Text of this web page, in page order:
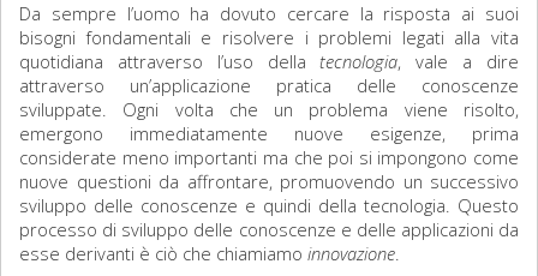
Da sempre l’uomo ha dovuto cercare la risposta ai suoi
bisogni fondamentali e risolvere i problemi legati alla vita
quotidiana attraverso l’uso dellatecnologia, vale a dire
attraverso un’applicazione pratica delle conoscenze
sviluppate. Ogni volta che un problema viene risolto,
emergono immediatamente nuove esigenze, prima
considerate meno importanti ma che poi si impongono come
nuove questioni da affrontare, promuovendo un successivo
sviluppo delle conoscenze e quindi della tecnologia. Questo
processo di sviluppo delle conoscenze e delle applicazioni da
esse derivanti è ciò che chiamiamo innovazione.